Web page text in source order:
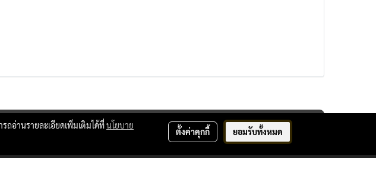
ถอ่านรายละเอียดเพิ่มเติมได้ที่นโยบาย
ตั้งค่าคุกกี้ ยอมรับทั้งหมด